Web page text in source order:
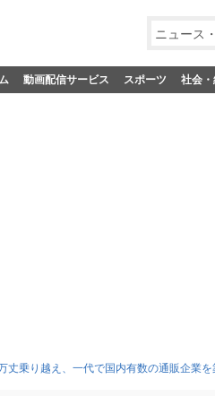
ニュース
動画配信サービス スポーツ 社会
乗り越え、一代で国内有数の通販企業